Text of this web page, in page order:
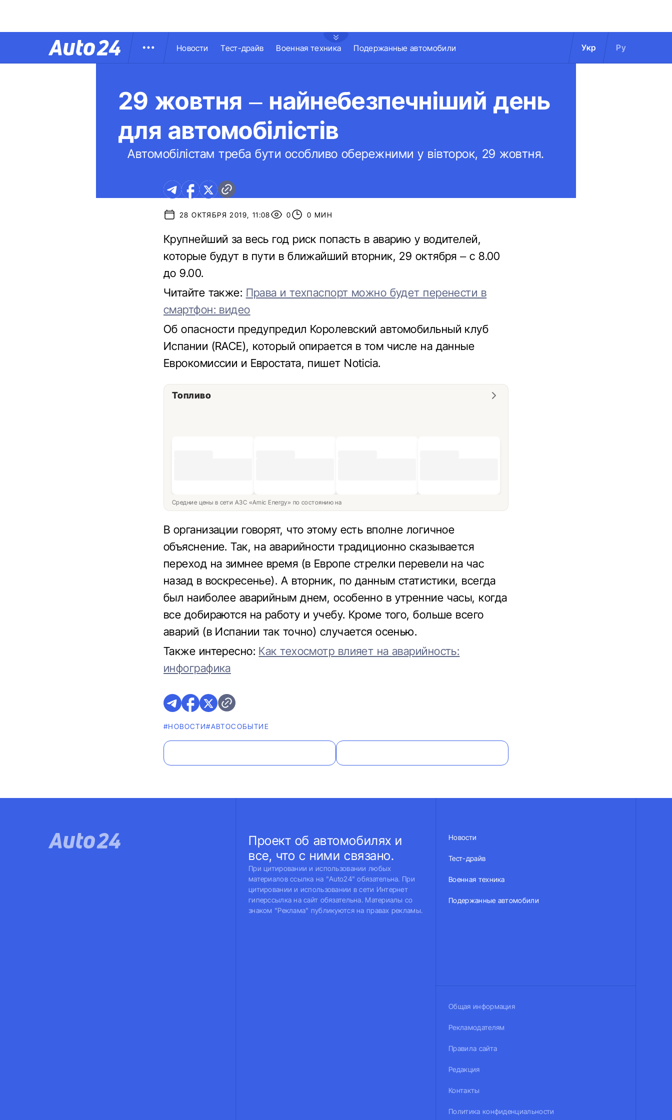
Новости Тест-драйв Военная техника Подержанные автомобили Укр Ру
29 жовтня – найнебезпечніший день
для автомобілістів
Автомобілістам треба бути особливо обережними у вівторок, 29 жовтня.
28 ОКТЯБРЯ 2019, 11:08 0 0 МИН
Крупнейший за весь год риск попасть в аварию у водителей,
которые будут в пути в ближайший вторник, 29 октября – с 8.00
до 9.00.
Читайте также: Права и техпаспорт можно будет перенести в
смартфон: видео
Об опасности предупредил Королевский автомобильный клуб
Испании (RACE), который опирается в том числе на данные
Еврокомиссии и Евростата, пишет Noticia.
Топливо
Средние цены в сети АЗС «Amic Energy» по состоянию на
В организации говорят, что этому есть вполне логичное
объяснение. Так, на аварийности традиционно сказывается
переход на зимнее время (в Европе стрелки перевели на час
назад в воскресенье). А вторник, по данным статистики, всегда
был наиболее аварийным днем, особенно в утренние часы, когда
все добираются на работу и учебу. Кроме того, больше всего
аварий (в Испании так точно) случается осенью.
Также интересно: Как техосмотр влияет на аварийность:
инфографика
#НОВОСТИ#АВТОСОБЫТИЕ
Проект об автомобилях и
все, что с ними связано.
При цитировании и использовании любых
материалов ссылка на "Auto24" обязательна. При
цитировании и использовании в сети Интернет
гиперссылка на сайт обязательна. Материалы со
знаком "Реклама" публикуются на правах рекламы.
Новости
Тест-драйв
Военная техника
Подержанные автомобили
Общая информация
Рекламодателям
Правила сайта
Редакция
Контакты
Политика конфиденциальности